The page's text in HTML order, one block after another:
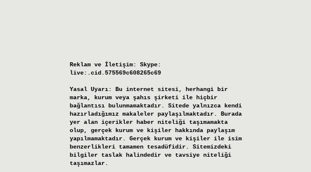
Reklam ve İletişim:
Skype:
live:.cid.575569c608265c69
Yasal Uyarı:
Bu internet sitesi, herhangi bir
marka, kurum veya şahıs şirketi ile hiçbir
bağlantısı bulunmamaktadır. Sitede yalnızca kendi
hazırladığımız makaleler paylaşılmaktadır. Burada
yer alan içerikler haber niteliği taşımamakta
olup, gerçek kurum ve kişiler hakkında paylaşım
yapılmamaktadır. Gerçek kurum ve kişiler ile isim
benzerlikleri tamamen tesadüfidir. Sitemizdeki
bilgiler taslak halindedir ve tavsiye niteliği
taşımazlar.